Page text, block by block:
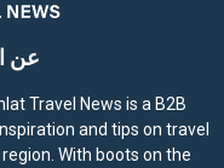
عن
Travel News is a B2B
and tips on travel
With boots on the